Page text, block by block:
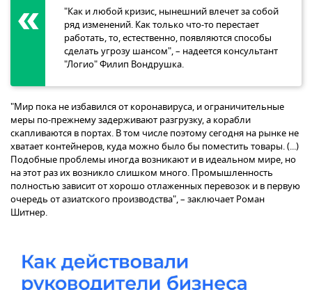
"Как и любой кризис, нынешний влечет за собой
ряд изменений. Как только что-то перестает
работать, то, естественно, появляются способы
сделать угрозу шансом", – надеется консультант
"Логио" Филип Вондрушка.
"Мир пока не избавился от коронавируса, и ограничительные
меры по-прежнему задерживают разгрузку, а корабли
скапливаются в портах. В том числе поэтому сегодня на рынке не
хватает контейнеров, куда можно было бы поместить товары. (...)
Подобные проблемы иногда возникают и в идеальном мире, но
на этот раз их возникло слишком много. Промышленность
полностью зависит от хорошо отлаженных перевозок и в первую
очередь от азиатского производства", – заключает Роман
Шитнер.